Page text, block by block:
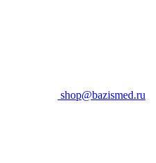
shop@bazismed.ru